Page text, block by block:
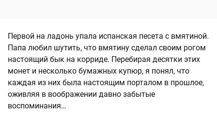
Первой на ладонь упала испанская песета с вмятиной.
Папа любил шутить, что вмятину сделал своим рогом
настоящий бык на корриде. Перебирая десятки этих
монет и несколько бумажных купюр, я понял, что
каждая из них была настоящим порталом в прошлое,
оживляя в воображении давно забытые
воспоминания…